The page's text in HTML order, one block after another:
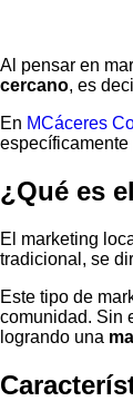
Al pensar en
cercano, es
En MCáceres
¿Qué es
El marketing
tradicional, se
Este tipo de
comunidad. Sin
logrando una